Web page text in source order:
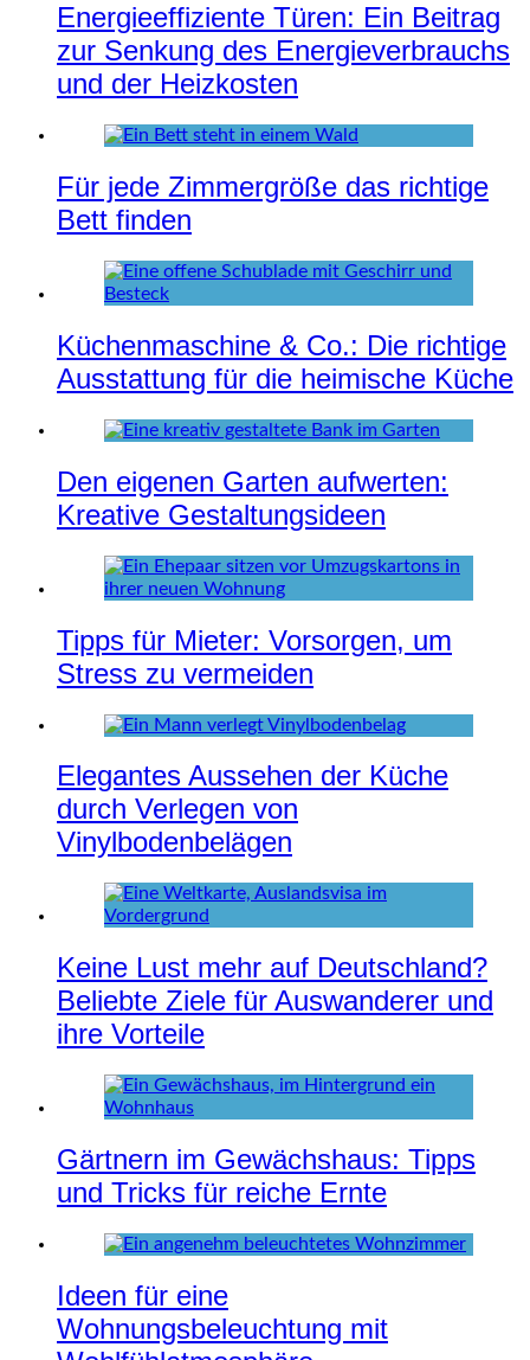
Energieeffiziente Türen: Ein Beitrag
zur Senkung des Energieverbrauchs
und der Heizkosten
Für jede Zimmergröße das richtige
Bett finden
Küchenmaschine & Co.: Die richtige
Ausstattung für die heimische Küche
Den eigenen Garten aufwerten:
Kreative Gestaltungsideen
Tipps für Mieter: Vorsorgen, um
Stress zu vermeiden
Elegantes Aussehen der Küche
durch Verlegen von
Vinylbodenbelägen
Keine Lust mehr auf Deutschland?
Beliebte Ziele für Auswanderer und
ihre Vorteile
Gärtnern im Gewächshaus: Tipps
und Tricks für reiche Ernte
Ideen für eine
Wohnungsbeleuchtung mit